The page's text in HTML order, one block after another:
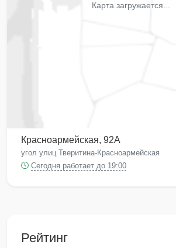
Карта загружается...
Красноармейская, 92А
угол улиц Тверитина-Красноармейская
Сегодня работает до 19:00
Рейтинг